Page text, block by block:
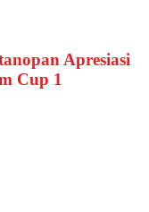
Apresiasi
Cup 1